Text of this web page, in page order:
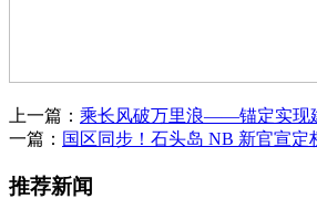
上一篇： 乘长风破万里浪——锚定实现
一篇： 国区同步！石头岛 NB 新官宣定
推荐新闻